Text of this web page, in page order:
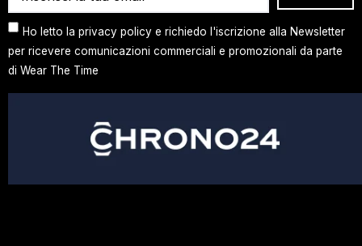
Ho letto la privacy policy e richiedo l'iscrizione alla Newsletter
per ricevere comunicazioni commerciali e promozionali da parte
di Wear The Time